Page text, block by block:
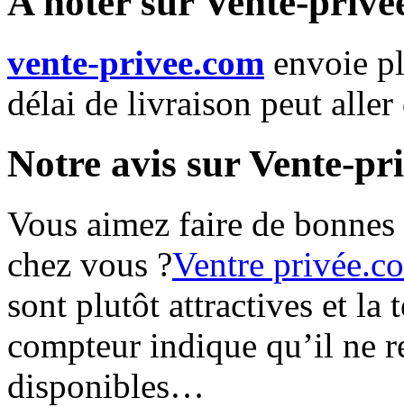
vente-privee.com envoie
délai de livraison peut aller
Notre avis sur Vente-
Vous aimez faire de
chez vous ?Ventre
sont plutôt attractives et la
compteur indique qu’il ne
disponibles…